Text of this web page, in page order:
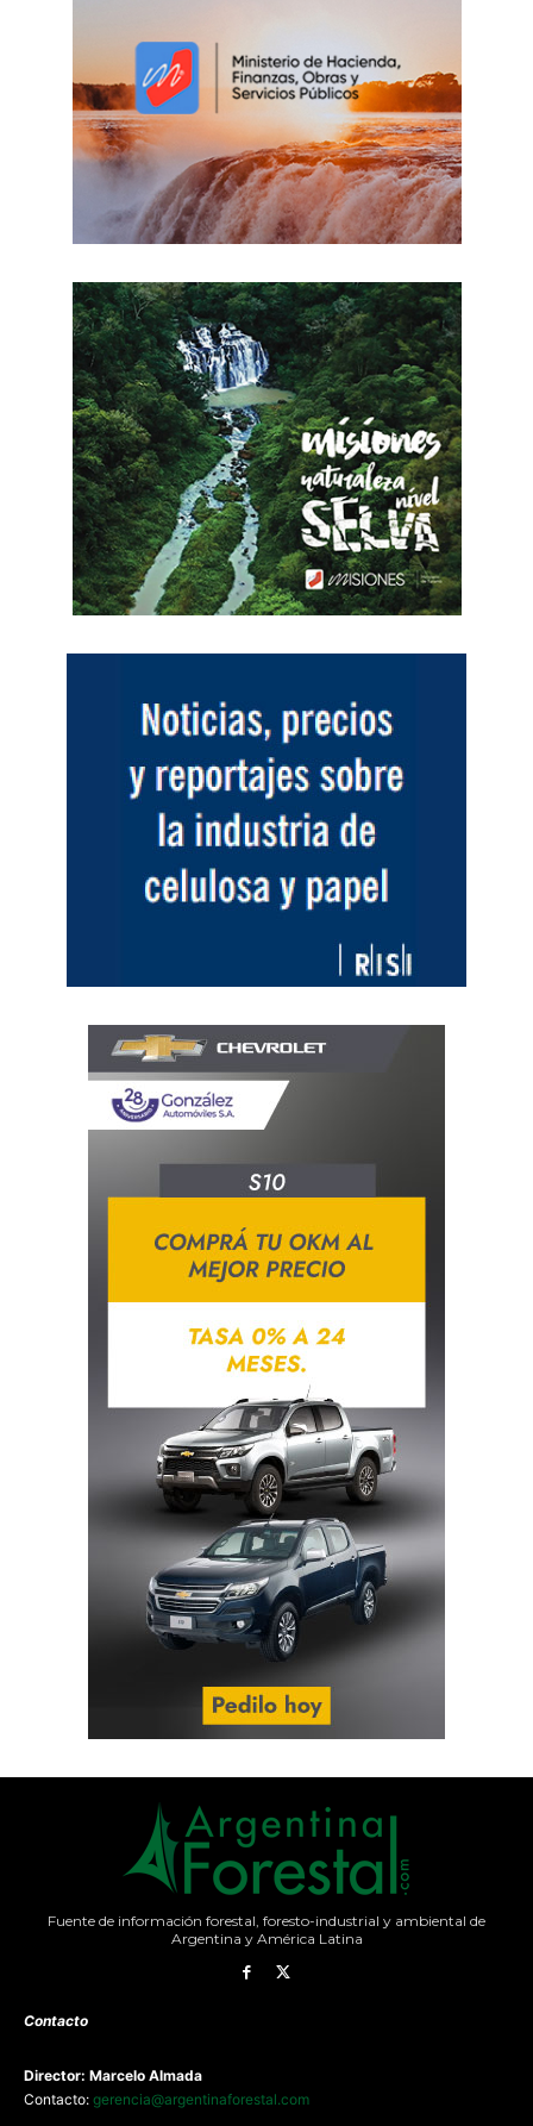
Fuente de información forestal, foresto-industrial y ambiental de
Argentina y América Latina
Contacto
Director: Marcelo Almada
Contacto: gerencia@argentinaforestal.com